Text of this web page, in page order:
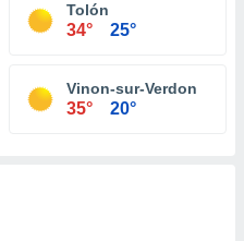
Tolón
34° 25°
Vinon-sur-Verdon
35° 20°